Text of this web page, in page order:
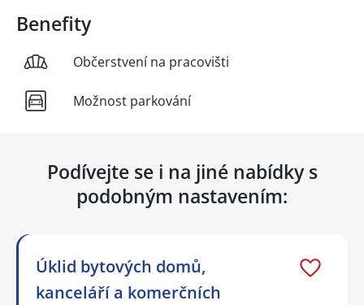
Benefity
Občerstvení na pracovišti
Možnost parkování
Podívejte se i na jiné nabídky s
podobným nastavením:
Úklid bytových domů,
kanceláří a komerčních